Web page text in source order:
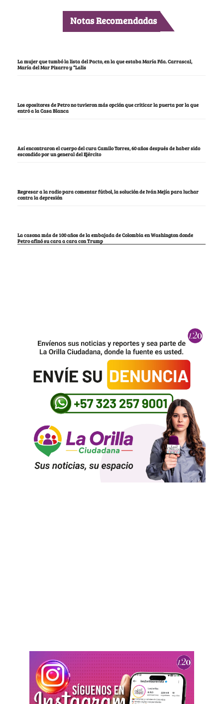
Notas Recomendadas
La mujer que tumbó la lista del Pacto, en la que estaba María Fda. Carrascal,
María del Mar Pizarro y “Lalis
Los opositores de Petro no tuvieron más opción que criticar la puerta por la que
entró a la Casa Blanca
Así encontraron el cuerpo del cura Camilo Torres, 60 años después de haber sido
escondido por un general del Ejército
Regresar a la radio para comentar fútbol, la solución de Iván Mejía para luchar
contra la depresión
La casona más de 100 años de la embajada de Colombia en Washington donde
Petro afinó su cara a cara con Trump